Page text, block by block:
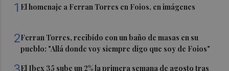
1 El homenaje a Ferran Torres en Foios, en imágenes
2Ferran Torres, recibido con un baño de masas en su
pueblo: "Allá donde voy siempre digo que soy de Foios"
El Ibex 35 sube un 2% la primera semana de agosto tras